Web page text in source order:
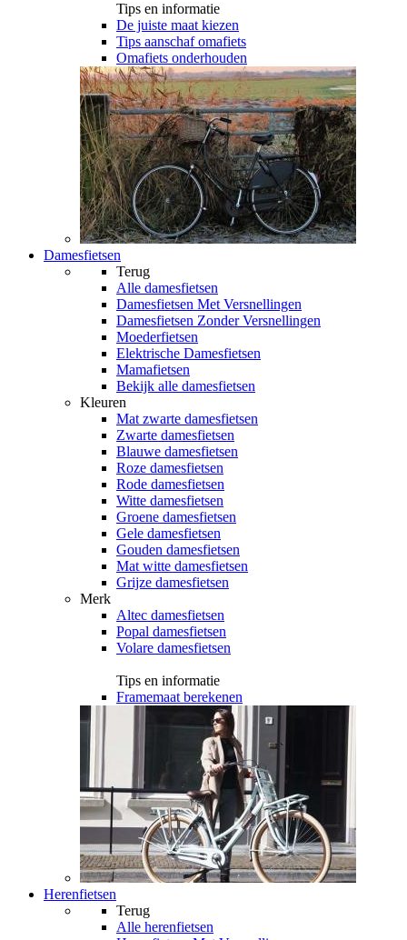
Tips en informatie
De juiste maat kiezen
Tips aanschaf omafiets
Omafiets onderhouden
Damesfietsen
Terug
Alle damesfietsen
Damesfietsen Met Versnellingen
Damesfietsen Zonder Versnellingen
Moederfietsen
Elektrische Damesfietsen
Mamafietsen
Bekijk alle damesfietsen
Kleuren
Mat zwarte damesfietsen
Zwarte damesfietsen
Blauwe damesfietsen
Roze damesfietsen
Rode damesfietsen
Witte damesfietsen
Groene damesfietsen
Gele damesfietsen
Gouden damesfietsen
Mat witte damesfietsen
Grijze damesfietsen
Merk
Altec damesfietsen
Popal damesfietsen
Volare damesfietsen
Tips en informatie
Framemaat berekenen
Herenfietsen
Terug
Alle herenfietsen